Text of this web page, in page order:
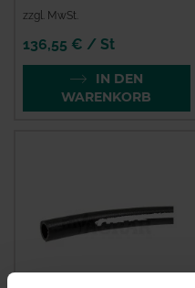
zzgl. MwSt.
136,55 € / St
IN DEN
WARENKORB